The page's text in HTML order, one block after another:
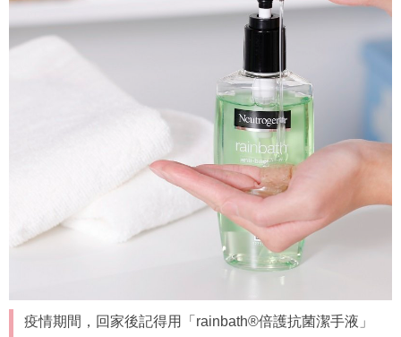
疫情期間，回家後記得用「rainbath®倍護抗菌潔手液」